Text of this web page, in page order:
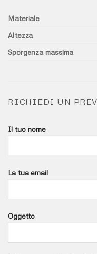
Materiale
Altezza
Sporgenza massima
RICHIEDI UN
Il tuo nome
La tua email
Oggetto